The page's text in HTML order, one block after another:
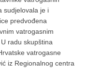
sudjelovala je i
predvođena
vatrogasnim
radu skupština
vatrogasne
iz Regionalnog centra